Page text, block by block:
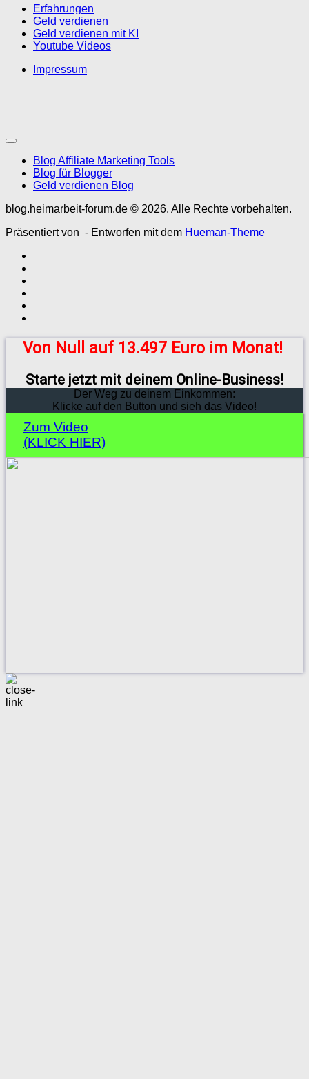
Erfahrungen
Geld verdienen
Geld verdienen mit KI
Youtube Videos
Impressum
Blog Affiliate Marketing Tools
Blog für Blogger
Geld verdienen Blog
blog.heimarbeit-forum.de © 2026. Alle Rechte vorbehalten.
Präsentiert von - Entworfen mit dem Hueman-Theme
Von Null auf 13.497 Euro im Monat!
Starte jetzt mit deinem Online-Business!
Der Weg zu deinem Einkommen:
Klicke auf den Button und sieh das Video!
Zum Video
(KLICK HIER)